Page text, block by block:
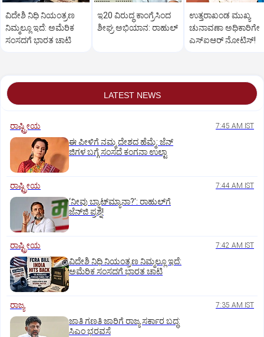
ವಿದೇಶಿ ನಿಧಿ ನಿಯಂತ್ರಣ
ನಿಮ್ಮಲ್ಲೂ ಇದೆ: ಅಮೆರಿಕ
ಸಂಸದಗೆ ಭಾರತ ಚಾಟಿ
ಇ20 ವಿರುದ್ಧ ಕಾಂಗ್ರೆಸಿಂದ
ಶೀಘ್ರ ಅಭಿಯಾನ: ರಾಹುಲ್‌
ಉತ್ತರಾಖಂಡ ಮುಖ್ಯ
ಚುನಾವಣಾ ಅಧಿಕಾರಿಗೇ
ಎಸ್‌ಐಆರ್ ನೋಟಿಸ್!
LATEST NEWS
ರಾಷ್ಟ್ರೀಯ 7:45 AM IST
ಈ ಪೀಳಿಗೆ ನಮ್ಮ ದೇಶದ ಹೆಮ್ಮೆ: ಜೆನ್‌
ಜಿಗಳ ಬಗ್ಗೆ ಸಂಸದೆ ಕಂಗನಾ ಉಲ್ಟಾ
ರಾಷ್ಟ್ರೀಯ 7:44 AM IST
‘ನೀವು ಬ್ಯಾಟ್‌ಮ್ಯಾನಾ?’: ರಾಹುಲ್‌ಗೆ
ಜೆನ್‌ಜಿ ಪ್ರಶ್ನೆ!
ರಾಷ್ಟ್ರೀಯ 7:42 AM IST
ವಿದೇಶಿ ನಿಧಿ ನಿಯಂತ್ರಣ ನಿಮ್ಮಲ್ಲೂ ಇದೆ:
ಅಮೆರಿಕ ಸಂಸದಗೆ ಭಾರತ ಚಾಟಿ
ರಾಜ್ಯ 7:35 AM IST
ಜಾತಿ ಗಣತಿ ಜಾರಿಗೆ ರಾಜ್ಯ ಸರ್ಕಾರ ಬದ್ಧ:
ಸಿಎಂ ಭರವಸೆ